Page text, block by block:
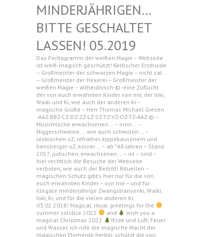
ÄHRIGEN… BITTE G
ESCHALTET LASSEN!
05.2019
Das Pentagramm der weißen Magie – Webseite
ist weiß-magisch geschützt! Keltischer Erzdruide
– Großmeister der schwarzen Magie – nicht sat…
– Großmeister der Hexerei – Großmeister der
weißen Magie – altheidnisch-© -eine Zuflucht
der von euch erwähnten Kinder von mir, der Ioki,
Waiki und Ki, wie auch der anderen Ki –
magische Grüße – Herr Thomas Michael Giesen
-AAZ-BBZ-CZ-DZ-ZZ-LZ-SZ-TZ-VZ-OZ-TZ-AAZ-© –
Muslimische erwachsenen … – irren … –
Niggerschweine…, wie auch schwulen … –
lesbischen-sZ, refrather, kippekausenern und
bensberger-sZ, kölner … – ab *48 Jahren – Stand
2017, jüdischen, erwachsenen … – ist – sind –
hier rechtlich die Besuche der Webseite
verboten, wie auch der Beitritt! Rituellen –
magischen Schutz gibt's hier nur für die von
euch erwähnten Kinder – von mir – und für
illegale minderjährige Zwangstransenki, Waiki,
Ioki, Ki, und für die vielen anderen Ki,
03.02.2018! Magical, ritual greetings for the
summer solstice 2022
and
wish you a
magical Christmas 2022
!Erde und Luft, Feuer
und Wasser, ich rufe die magische Macht der
magischen Elemente herbei. schützt die von